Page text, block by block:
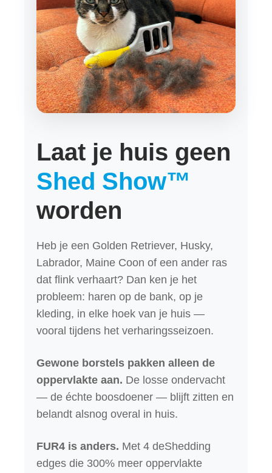
Laat je huis geen
Shed Show™
worden
Heb je een Golden Retriever, Husky,
Labrador, Maine Coon of een ander ras
dat flink verhaart? Dan ken je het
probleem: haren op de bank, op je
kleding, in elke hoek van je huis —
vooral tijdens het verharingsseizoen.
Gewone borstels pakken alleen de
oppervlakte aan. De losse ondervacht
— de échte boosdoener — blijft zitten en
belandt alsnog overal in huis.
FUR4 is anders. Met 4 deShedding
edges die 300% meer oppervlakte